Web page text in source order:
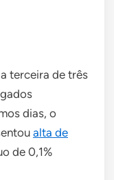
terceira de três
dias, o
alta de
de 0,1%